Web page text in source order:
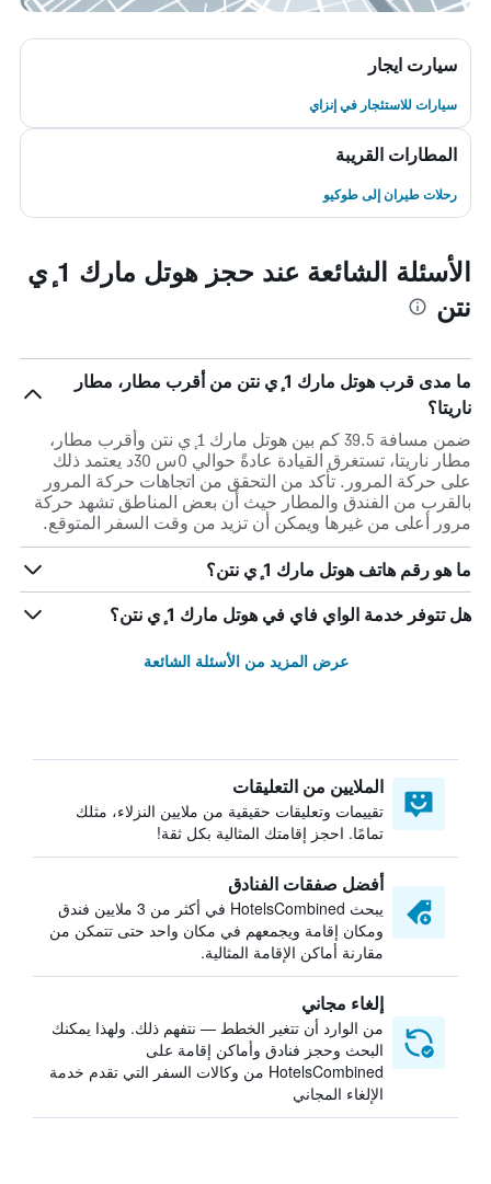
سيارت ايجار
سيارات للاستئجار في إنزاي
المطارات القريبة
رحلات طيران إلى طوكيو
الأسئلة الشائعة عند حجز هوتل مارك 1 ٕي
نتن
ما مدى قرب هوتل مارك 1 ٕي نتن من أقرب مطار، مطار
ناريتا؟
ضمن مسافة 39.5 كم بين هوتل مارك 1 ٕي نتن وأقرب مطار،
مطار ناريتا، تستغرق القيادة عادةً حوالي 0س 30د يعتمد ذلك
على حركة المرور. تأكد من التحقق من اتجاهات حركة المرور
بالقرب من الفندق والمطار حيث أن بعض المناطق تشهد حركة
مرور أعلى من غيرها ويمكن أن تزيد من وقت السفر المتوقع.
ما هو رقم هاتف هوتل مارك 1 ٕي نتن؟
هل تتوفر خدمة الواي فاي في هوتل مارك 1 ٕي نتن؟
عرض المزيد من الأسئلة الشائعة
الملايين من التعليقات
تقييمات وتعليقات حقيقية من ملايين النزلاء، مثلك
تمامًا. احجز إقامتك المثالية بكل ثقة!
أفضل صفقات الفنادق
يبحث HotelsCombined في أكثر من 3 ملايين فندق
ومكان إقامة ويجمعهم في مكان واحد حتى تتمكن من
مقارنة أماكن الإقامة المثالية.
إلغاء مجاني
من الوارد أن تتغير الخطط — نتفهم ذلك. ولهذا يمكنك
البحث وحجز فنادق وأماكن إقامة على
HotelsCombined من وكالات السفر التي تقدم خدمة
الإلغاء المجاني